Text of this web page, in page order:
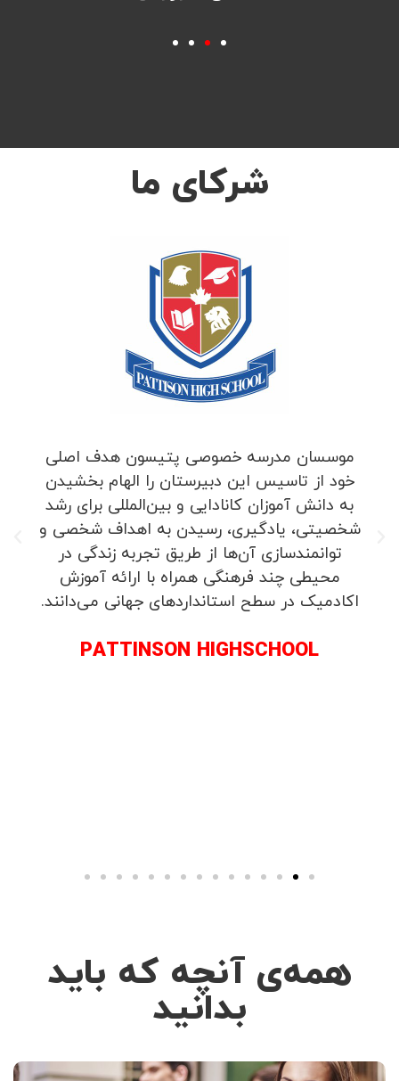
شرکای ما
موسسان مدرسه خصوصی پتیسون هدف اصلی
خود از تاسیس این دبیرستان را الهام بخشیدن
به دانش آموزان کانادایی و بین‌المللی برای رشد
شخصیتی، یادگیری، رسیدن به اهداف شخصی و
توانمندسازی آن‌ها از طریق تجربه زندگی در
محیطی چند فرهنگی همراه با ارائه آموزش
اکادمیک در سطح استانداردهای جهانی می‌دانند.
PATTINSON HIGHSCHOOL
همه‌ی آنچه که باید
بدانید